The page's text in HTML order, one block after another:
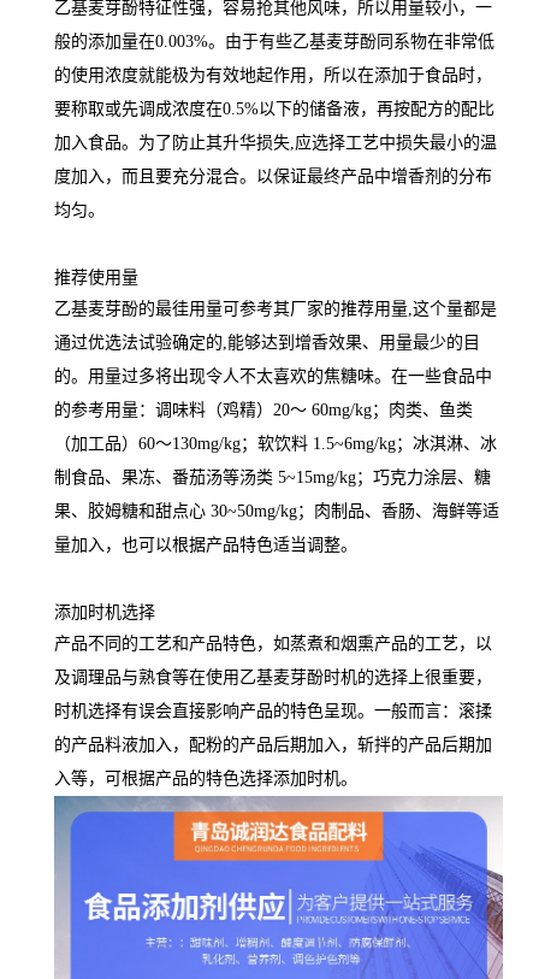
乙基麦芽酚特征性强，容易抢其他风味，所以用量较小，一
般的添加量在0.003%。由于有些乙基麦芽酚同系物在非常低
的使用浓度就能极为有效地起作用，所以在添加于食品时，
要称取或先调成浓度在0.5%以下的储备液，再按配方的配比
加入食品。为了防止其升华损失,应选择工艺中损失最小的温
度加入，而且要充分混合。以保证最终产品中增香剂的分布
均匀。
推荐使用量
乙基麦芽酚的最徍用量可参考其厂家的推荐用量,这个量都是
通过优选法试验确定的,能够达到增香效果、用量最少的目
的。用量过多将出现令人不太喜欢的焦糖味。在一些食品中
的参考用量：调味料（鸡精）20～ 60mg/kg；肉类、鱼类
（加工品）60～130mg/kg；软饮料 1.5~6mg/kg；冰淇淋、冰
制食品、果冻、番茄汤等汤类 5~15mg/kg；巧克力涂层、糖
果、胶姆糖和甜点心 30~50mg/kg；肉制品、香肠、海鲜等适
量加入，也可以根据产品特色适当调整。
添加时机选择
产品不同的工艺和产品特色，如蒸煮和烟熏产品的工艺，以
及调理品与熟食等在使用乙基麦芽酚时机的选择上很重要，
时机选择有误会直接影响产品的特色呈现。一般而言：滚揉
的产品料液加入，配粉的产品后期加入，斩拌的产品后期加
入等，可根据产品的特色选择添加时机。